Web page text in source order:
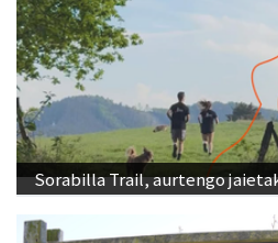
Sorabilla Trail, aurtengo